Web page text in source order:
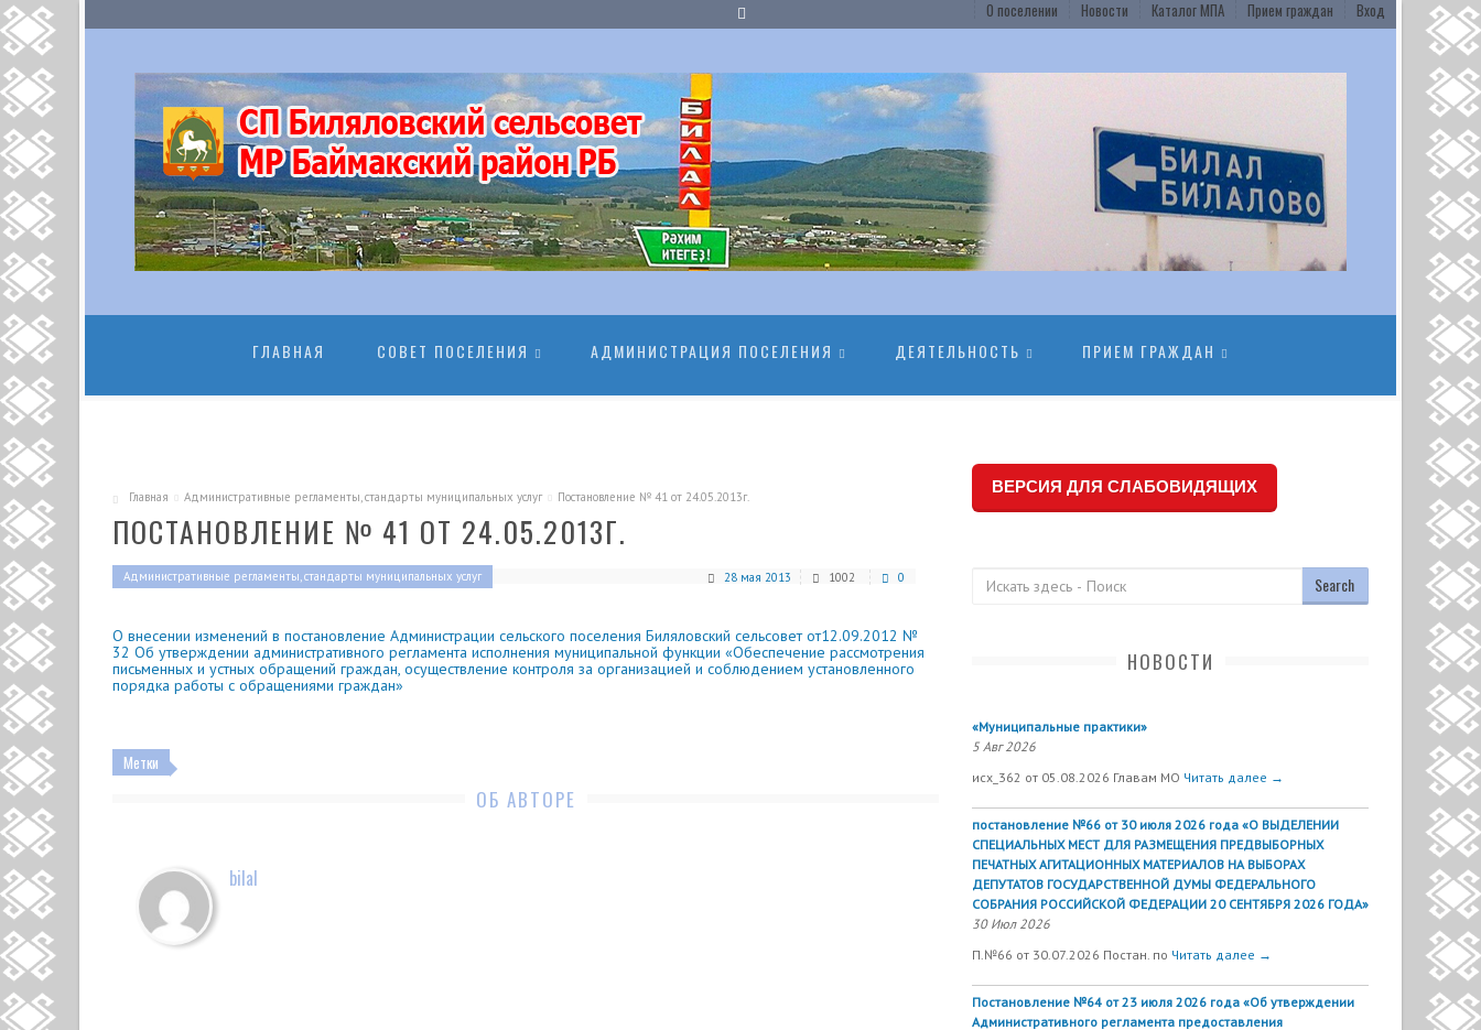
О поселении Новости Каталог МПА Прием граждан Вход
ГЛАВНАЯ
СОВЕТ ПОСЕЛЕНИЯ АДМИНИСТРАЦИЯ ПОСЕЛЕНИЯ ДЕЯТЕЛЬНОСТЬ ПРИЕМ ГРАЖДАН
Главная Административные регламенты, стандарты муниципальных услуг Постановление № 41 от 24.05.2013г.
ПОСТАНОВЛЕНИЕ № 41 ОТ 24.05.2013Г.
Административные регламенты, стандарты муниципальных услуг 28 мая 2013 1002 0
О внесении изменений в постановление Администрации сельского поселения Биляловский сельсовет от12.09.2012 №
32 Об утверждении административного регламента исполнения муниципальной функции «Обеспечение рассмотрения
письменных и устных обращений граждан, осуществление контроля за организацией и соблюдением установленного
порядка работы с обращениями граждан»
Метки
ОБ АВТОРЕ
bilal
ВЕРСИЯ ДЛЯ СЛАБОВИДЯЩИХ
НОВОСТИ
«Муниципальные практики»
5 Авг 2026
исх_362 от 05.08.2026 Главам МО Читать далее →
постановление №66 от 30 июля 2026 года «О ВЫДЕЛЕНИИ
СПЕЦИАЛЬНЫХ МЕСТ ДЛЯ РАЗМЕЩЕНИЯ ПРЕДВЫБОРНЫХ
ПЕЧАТНЫХ АГИТАЦИОННЫХ МАТЕРИАЛОВ НА ВЫБОРАХ
ДЕПУТАТОВ ГОСУДАРСТВЕННОЙ ДУМЫ ФЕДЕРАЛЬНОГО
СОБРАНИЯ РОССИЙСКОЙ ФЕДЕРАЦИИ 20 СЕНТЯБРЯ 2026 ГОДА»
30 Июл 2026
П.№66 от 30.07.2026 Постан. по Читать далее →
Постановление №64 от 23 июля 2026 года «Об утверждении
Административного регламента предоставления